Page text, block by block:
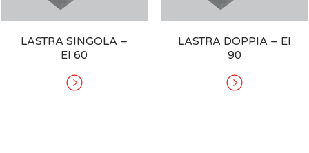
LASTRA SINGOLA –
EI 60
LASTRA DOPPIA – EI
90